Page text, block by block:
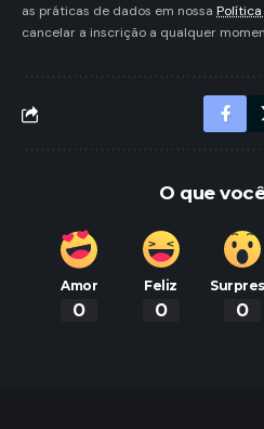
as práticas de dados em nossa
cancelar a inscrição a qualquer
O que
Amor
0
Feliz
0 0